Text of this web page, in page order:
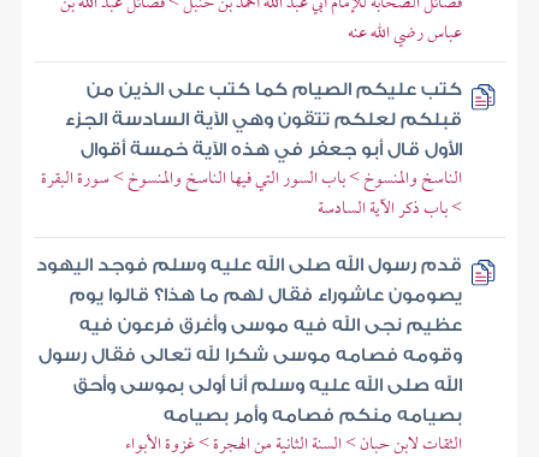
عباس رضي الله عنه
كتب عليكم الصيام كما كتب على الذين من
قبلكم لعلكم تتقون وهي الآية السادسة الجزء
الأول قال أبو جعفر في هذه الآية خمسة أقوال
الناسخ والمنسوخ > باب السور التي فيها الناسخ والمنسوخ > سورة البقرة
> باب ذكر الآية السادسة
قدم رسول الله صلى الله عليه وسلم فوجد اليهود
يصومون عاشوراء فقال لهم ما هذا؟ قالوا يوم
عظيم نجى الله فيه موسى وأغرق فرعون فيه
وقومه فصامه موسى شكرا لله تعالى فقال رسول
الله صلى الله عليه وسلم أنا أولى بموسى وأحق
بصيامه منكم فصامه وأمر بصيامه
الثقات لابن حبان > السنة الثانية من الهجرة > غزوة الأبواء